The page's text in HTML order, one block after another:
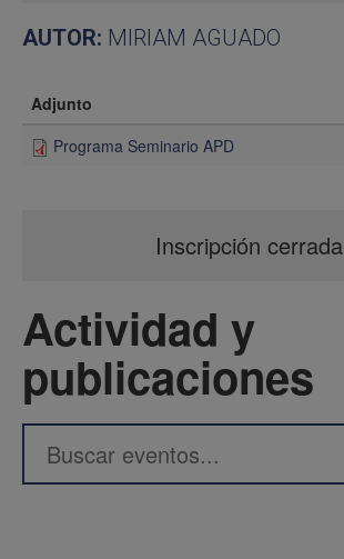
AUTOR: MIRIAM AGUADO
Adjunto
Programa Seminario APD
Inscripción cerrada
Actividad y
publicaciones